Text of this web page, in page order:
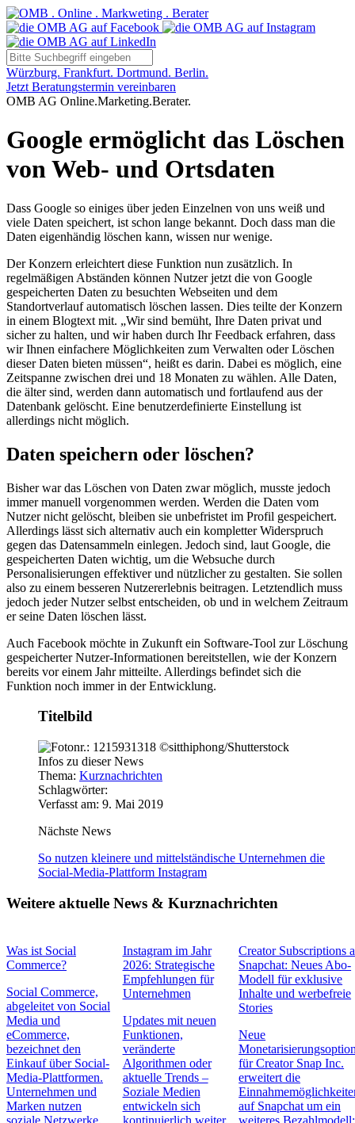
Würzburg. Frankfurt. Dortmund. Berlin.
Jetzt Beratungstermin vereinbaren
OMB AG Online.Marketing.Berater.
Google ermöglicht das Löschen
von Web- und Ortsdaten
Dass Google so einiges über jeden Einzelnen von uns weiß und
viele Daten speichert, ist schon lange bekannt. Doch dass man die
Daten eigenhändig löschen kann, wissen nur wenige.
Der Konzern erleichtert diese Funktion nun zusätzlich. In
regelmäßigen Abständen können Nutzer jetzt die von Google
gespeicherten Daten zu besuchten Webseiten und dem
Standortverlauf automatisch löschen lassen. Dies teilte der Konzern
in einem Blogtext mit. „Wir sind bemüht, Ihre Daten privat und
sicher zu halten, und wir haben durch Ihr Feedback erfahren, dass
wir Ihnen einfachere Möglichkeiten zum Verwalten oder Löschen
dieser Daten bieten müssen“, heißt es darin. Dabei es möglich, eine
Zeitspanne zwischen drei und 18 Monaten zu wählen. Alle Daten,
die älter sind, werden dann automatisch und fortlaufend aus der
Datenbank gelöscht. Eine benutzerdefinierte Einstellung ist
allerdings nicht möglich.
Daten speichern oder löschen?
Bisher war das Löschen von Daten zwar möglich, musste jedoch
immer manuell vorgenommen werden. Werden die Daten vom
Nutzer nicht gelöscht, bleiben sie unbefristet im Profil gespeichert.
Allerdings lässt sich alternativ auch ein kompletter Widerspruch
gegen das Datensammeln einlegen. Jedoch sind, laut Google, die
gespeicherten Daten wichtig, um die Websuche durch
Personalisierungen effektiver und nützlicher zu gestalten. Sie sollen
also zu einem besseren Nutzererlebnis beitragen. Letztendlich muss
jedoch jeder Nutzer selbst entscheiden, ob und in welchem Zeitraum
er seine Daten löschen lässt.
Auch Facebook möchte in Zukunft ein Software-Tool zur Löschung
gespeicherter Nutzer-Informationen bereitstellen, wie der Konzern
bereits vor einem Jahr mitteilte. Allerdings befindet sich die
Funktion noch immer in der Entwicklung.
Titelbild
Infos zu dieser News
Thema: Kurznachrichten
Schlagwörter:
Verfasst am: 9. Mai 2019
Nächste News
So nutzen kleinere und mittelständische Unternehmen die
Social-Media-Plattform Instagram
Weitere aktuelle News & Kurznachrichten
Was ist Social
Commerce?
Social Commerce,
abgeleitet von Social
Media und
eCommerce,
bezeichnet den
Einkauf über Social-
Media-Plattformen.
Unternehmen und
Marken nutzen
soziale Netzwerke,
Instagram im Jahr
2026: Strategische
Empfehlungen für
Unternehmen
Updates mit neuen
Funktionen,
veränderte
Algorithmen oder
aktuelle Trends –
Soziale Medien
entwickeln sich
kontinuierlich weiter.
Creator Subscriptions
Snapchat: Neues Abo-
Modell für exklusive
Inhalte und werbefreie
Stories
Neue
für Creator Snap Inc.
erweitert die
auf Snapchat um ein
weiteres Bezahlmodell: